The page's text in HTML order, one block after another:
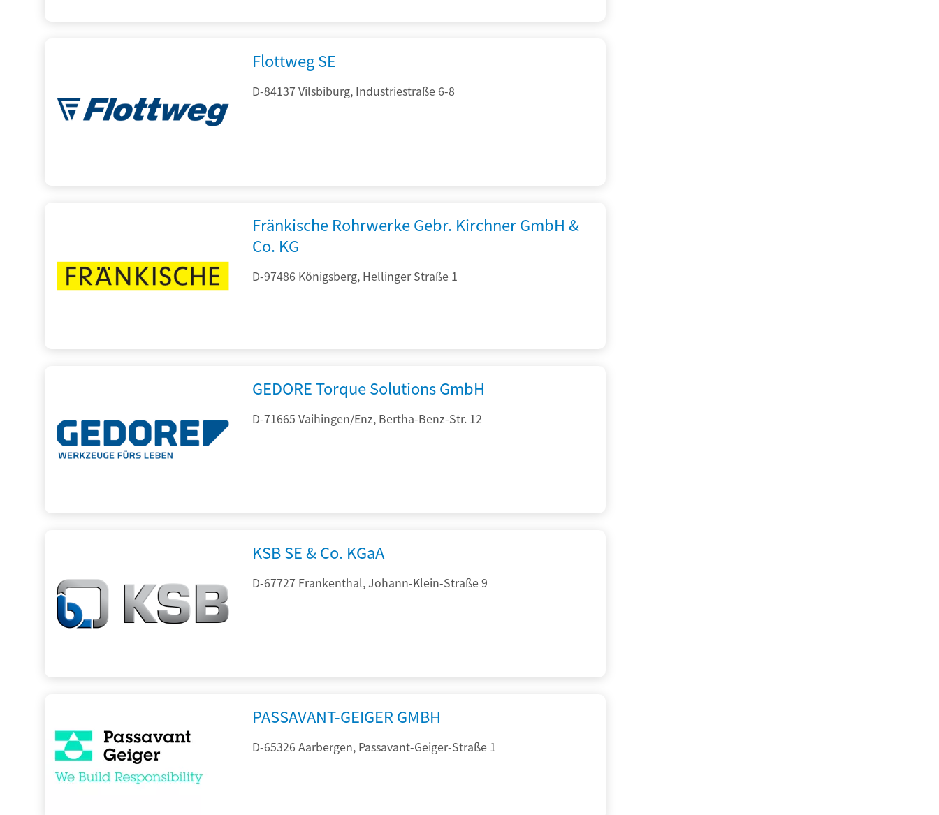
Flottweg SE
D-84137 Vilsbiburg, Industriestraße 6-8
Fränkische Rohrwerke Gebr. Kirchner GmbH &
Co. KG
D-97486 Königsberg, Hellinger Straße 1
GEDORE Torque Solutions GmbH
D-71665 Vaihingen/Enz, Bertha-Benz-Str. 12
KSB SE & Co. KGaA
D-67727 Frankenthal, Johann-Klein-Straße 9
PASSAVANT-GEIGER GMBH
D-65326 Aarbergen, Passavant-Geiger-Straße 1